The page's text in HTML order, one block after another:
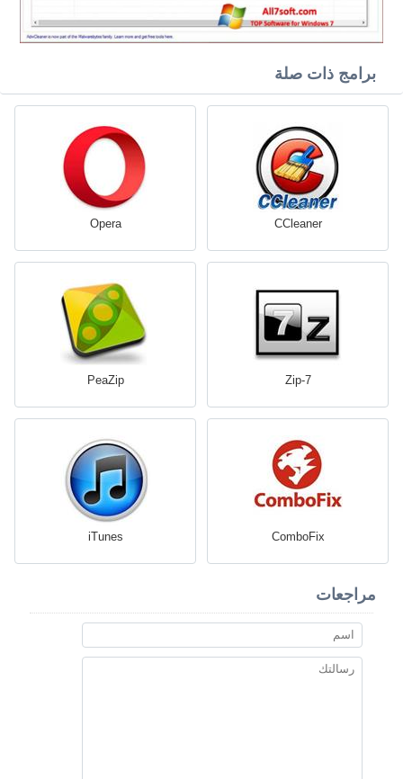
برامج ذات صلة
CCleaner
Opera
PeaZip
ComboFix
iTunes
مراجعات